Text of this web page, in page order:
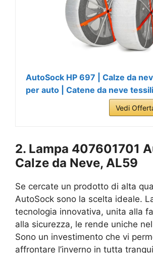
AutoSock HP 697 | Calze da
per auto | Catene da neve
Vedi
2. Lampa 407601701
Calze da Neve, AL59
Se cercate un prodotto di alta
AutoSock sono la scelta ideale.
tecnologia innovativa, unita alla
alla sicurezza, le rende uniche
Sono un investimento che vi
affrontare l’inverno in tutta